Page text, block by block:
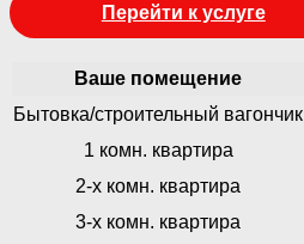
Перейти к услуге
Ваше помещение
Бытовка/строительный вагончик
1 комн. квартира
2-х комн. квартира
3-х комн. квартира